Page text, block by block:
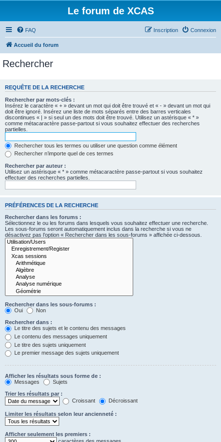
Le forum de XCAS
FAQ Connexion
Inscription
Accueil du forum
Rechercher
REQUÊTE DE LA RECHERCHE
Rechercher par mots-clés :
Insérez le caractère « + » devant un mot qui doit être trouvé et « - » devant un mot qui
doit être ignoré. Insérez une liste de mots séparés entre des barres verticales
discontinues « | » si seul un des mots doit être trouvé. Utilisez un astérisque « * »
comme métacaractère passe-partout si vous souhaitez effectuer des recherches
partielles.
Rechercher tous les termes ou utiliser une question comme élément
Rechercher n’importe quel de ces termes
Rechercher par auteur :
Utilisez un astérisque « * » comme métacaractère passe-partout si vous souhaitez
effectuer des recherches partielles.
PRÉFÉRENCES DE LA RECHERCHE
Rechercher dans les forums :
Sélectionnez le ou les forums dans lesquels vous souhaitez effectuer une recherche.
Les sous-forums seront automatiquement inclus dans la recherche si vous ne
désactivez pas l’option « Rechercher dans les sous-forums » affichée ci-dessous.
Rechercher dans les sous-forums :
Oui
Non
Rechercher dans :
Le titre des sujets et le contenu des messages
Le contenu des messages uniquement
Le titre des sujets uniquement
Le premier message des sujets uniquement
Afficher les résultats sous forme de :
Messages
Sujets
Trier les résultats par :
Croissant
Décroissant
Limiter les résultats selon leur ancienneté :
Afficher seulement les premiers :